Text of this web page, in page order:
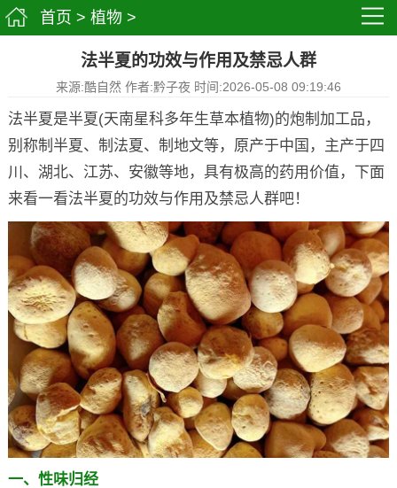
首页 > 植物 >
法半夏的功效与作用及禁忌人群
来源:酷自然 作者:黔子夜 时间:2026-05-08 09:19:46
法半夏是半夏(天南星科多年生草本植物)的炮制加工品，
别称制半夏、制法夏、制地文等，原产于中国，主产于四
川、湖北、江苏、安徽等地，具有极高的药用价值，下面
来看一看法半夏的功效与作用及禁忌人群吧！
一、性味归经